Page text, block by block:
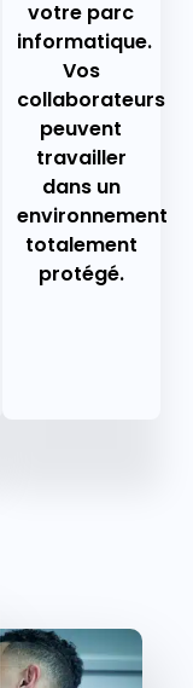
votre parc
informatique.
Vos
collaborateurs
peuvent
travailler
dans un
environnement
totalement
protégé.